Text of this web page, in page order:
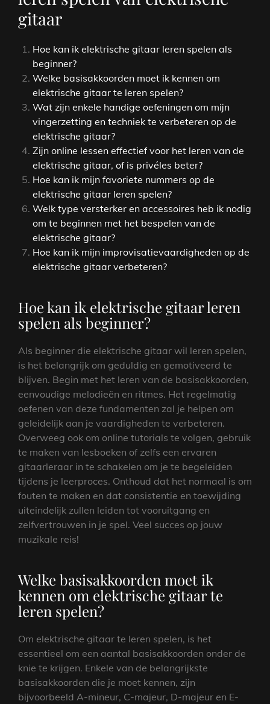
gitaar
Hoe kan ik elektrische gitaar leren spelen als
beginner?
Welke basisakkoorden moet ik kennen om
elektrische gitaar te leren spelen?
Wat zijn enkele handige oefeningen om mijn
vingerzetting en techniek te verbeteren op de
elektrische gitaar?
Zijn online lessen effectief voor het leren van de
elektrische gitaar, of is privéles beter?
Hoe kan ik mijn favoriete nummers op de
elektrische gitaar leren spelen?
Welk type versterker en accessoires heb ik nodig
om te beginnen met het bespelen van de
elektrische gitaar?
Hoe kan ik mijn improvisatievaardigheden op de
elektrische gitaar verbeteren?
Hoe kan ik elektrische gitaar leren
spelen als beginner?
Als beginner die elektrische gitaar wil leren spelen,
is het belangrijk om geduldig en gemotiveerd te
blijven. Begin met het leren van de basisakkoorden,
eenvoudige melodieën en ritmes. Het regelmatig
oefenen van deze fundamenten zal je helpen om
geleidelijk aan je vaardigheden te verbeteren.
Overweeg ook om online tutorials te volgen, gebruik
te maken van lesboeken of zelfs een ervaren
gitaarleraar in te schakelen om je te begeleiden
tijdens je leerproces. Onthoud dat het normaal is om
fouten te maken en dat consistentie en toewijding
uiteindelijk zullen leiden tot vooruitgang en
zelfvertrouwen in je spel. Veel succes op jouw
muzikale reis!
Welke basisakkoorden moet ik
kennen om elektrische gitaar te
leren spelen?
Om elektrische gitaar te leren spelen, is het
essentieel om een aantal basisakkoorden onder de
knie te krijgen. Enkele van de belangrijkste
basisakkoorden die je moet kennen, zijn
bijvoorbeeld A-mineur, C-majeur, D-majeur en E-